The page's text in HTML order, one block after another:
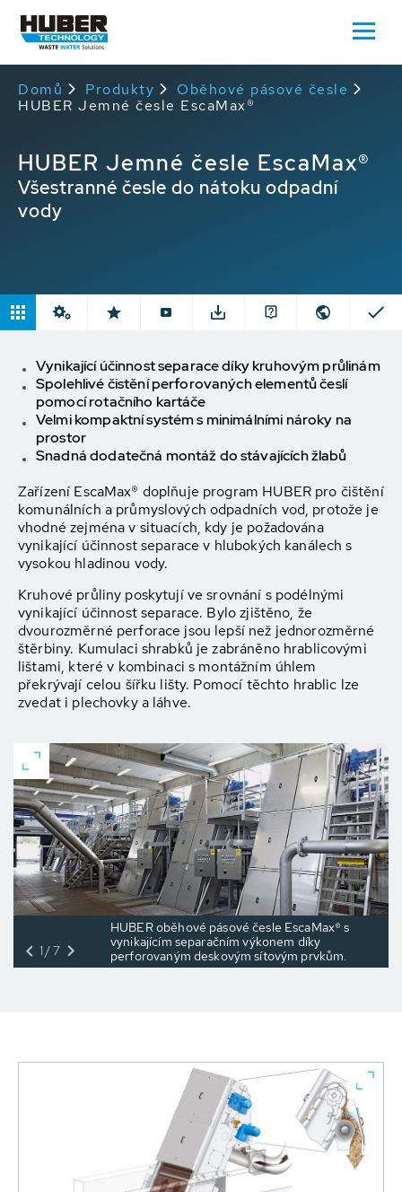
Domů Produkty
Oběhové pásové česle
HUBER Jemné česle EscaMax®
HUBER Jemné česle EscaMax®
Všestranné česle do nátoku odpadní
vody
Vynikající účinnost separace díkykruhovým průlinám
Spolehlivé čistění perforovaných elementůčeslí
pomocí rotačního kartáče
Velmi kompaktní systém s minimálními nároky na
prostor
Snadná dodatečná montáž do stávajícíchžlabů
Zařízení EscaMax® doplňuje program HUBER pro čištění
komunálních a průmyslových odpadních vod, protože je
vhodné zejména v situacích, kdy je požadována
vynikající účinnost separace v hlubokých kanálech s
vysokou hladinou vody.
Kruhové průliny poskytují ve srovnání s podélnými
vynikající účinnost separace. Bylo zjištěno, že
dvourozměrné perforace jsou lepší než jednorozměrné
štěrbiny. Kumulaci shrabků je zabráněno hrablicovými
lištami, které v kombinaci s montážním úhlem
překrývají celou šířku lišty. Pomocí těchto hrablic lze
zvedat i plechovky a láhve.
HUBER oběhové pásové česle EscaMax® s
vynikajícím separačním výkonem díky
perforovaným deskovým sítovým prvkům.
1/7